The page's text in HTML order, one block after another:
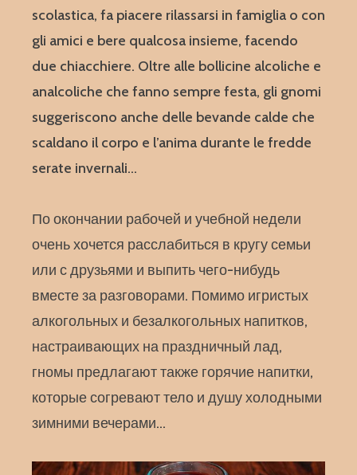
scolastica, fa piacere rilassarsi in famiglia o con
gli amici e bere qualcosa insieme, facendo
due chiacchiere. Oltre alle bollicine alcoliche e
analcoliche che fanno sempre festa, gli gnomi
suggeriscono anche delle bevande calde che
scaldano il corpo e l’anima durante le fredde
serate invernali…
По окончании рабочей и учебной недели
очень хочется расслабиться в кругу семьи
или с друзьями и выпить чего-нибудь
вместе за разговорами. Помимо игристых
алкогольных и безалкогольных напитков,
настраивающих на праздничный лад,
гномы предлагают также горячие напитки,
которые согревают тело и душу холодными
зимними вечерами…